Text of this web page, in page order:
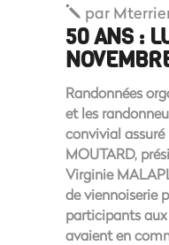
par
50 ANS :
Randonnées
et les
convivial
MOUTARD,
Virginie
de viennoiserie
participants aux
avaient en